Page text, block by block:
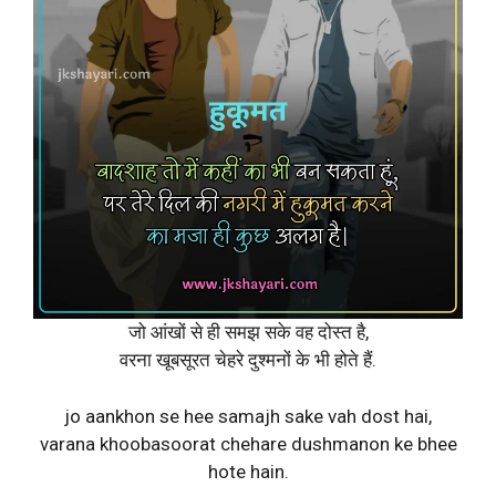
जो आंखों से ही समझ सके वह दोस्त है,
वरना खूबसूरत चेहरे दुश्मनों के भी होते हैं.
jo aankhon se hee samajh sake vah dost hai,
varana khoobasoorat chehare dushmanon ke bhee
hote hain.